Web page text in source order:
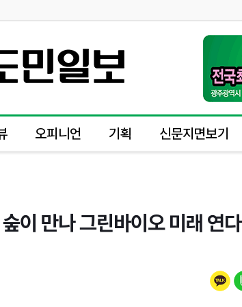
오피니언 기획 신문지면보기
이 만나 그린바이오 미래 연다